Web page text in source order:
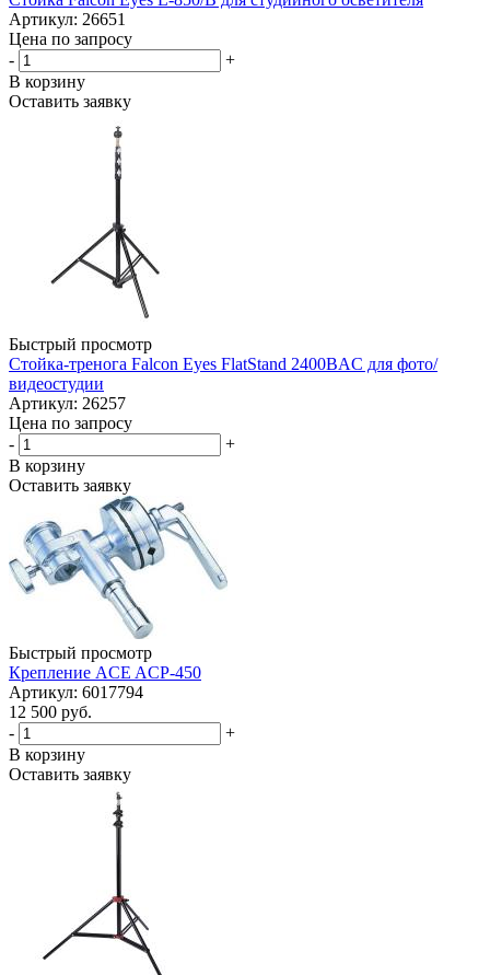
Артикул: 26651
Цена по запросу
-
+
В корзину
Оставить заявку
Быстрый просмотр
Стойка-тренога Falcon Eyes FlatStand 2400BAC для фото/
видеостудии
Артикул: 26257
Цена по запросу
-
+
В корзину
Оставить заявку
Быстрый просмотр
Крепление ACE ACP-450
Артикул: 6017794
12 500 руб.
-
+
В корзину
Оставить заявку